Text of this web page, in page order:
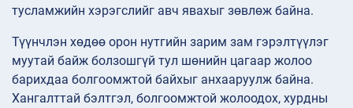
тусламжийн хэрэгслийг авч явахыг зөвлөж байна.
Түүнчлэн хөдөө орон нутгийн зарим зам гэрэлтүүлэг
муутай байж болзошгүй тул шөнийн цагаар жолоо
барихдаа болгоомжтой байхыг анхааруулж байна.
Хангалттай бэлтгэл, болгоомжтой жолоодох, хурдны